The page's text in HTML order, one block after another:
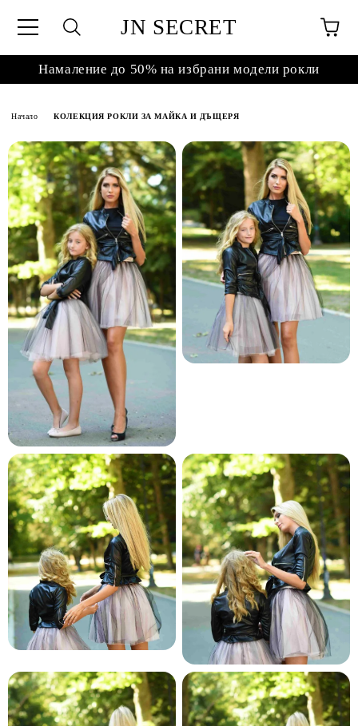
JN SECRET
и по лични мерки
Намаление до 50% на избрани модели рокли
Начало КОЛЕКЦИЯ РОКЛИ ЗА МАЙКА И ДЪЩЕРЯ